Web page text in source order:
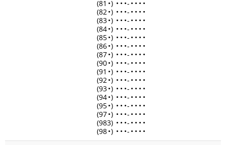
(81 •) • • •- • • • •
(82•) • • •- • • • •
(83•) • • •- • • • •
(84•) • • •- • • • •
(85•) • • •- • • • •
(86•) • • •- • • • •
(87•) • • •- • • • •
(90•) • • •- • • • •
(91 •) • • •- • • • •
(92•) • • •- • • • •
(93•) • • •- • • • •
(94•) • • •- • • • •
(95•) • • •- • • • •
(97•) • • •- • • • •
(983) • • •- • • • •
(98•) • • •- • • • •